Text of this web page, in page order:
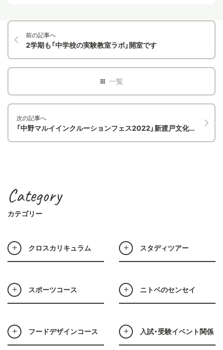
前の記事へ
2学期も「中学校の実験教室ラボ」開室です
次の記事へ
「中野マルイインクルーションフェス2022」新渡戸文化中高が参加します！
Category
カテゴリー
クロスカリキュラム スタディツアー
スポーツコース ニトベのセンセイ
フードデザインコース 入試・受験イベント関係